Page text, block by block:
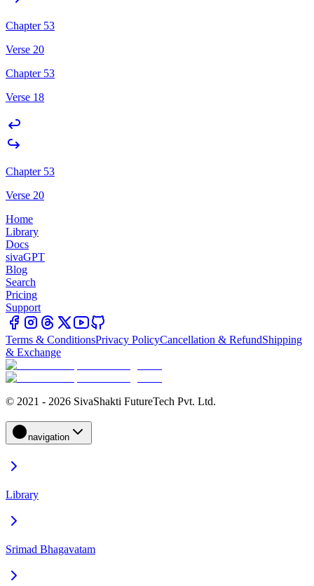
Chapter 53
Verse 20
Chapter 53
Verse 18
Chapter 53
Verse 20
Home
Library
Docs
sivaGPT
Blog
Search
Pricing
Support
Terms & ConditionsPrivacy PolicyCancellation & RefundShipping
& Exchange
© 2021 - 2026 SivaShakti FutureTech Pvt. Ltd.
navigation
Library
Srimad Bhagavatam